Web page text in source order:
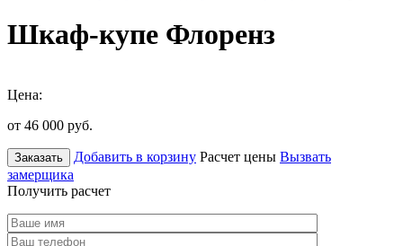
Шкаф-купе Флоренз
Цена:
от 46 000 руб.
Заказать Добавить в корзину Расчет цены Вызвать
замерщика
Получить расчет